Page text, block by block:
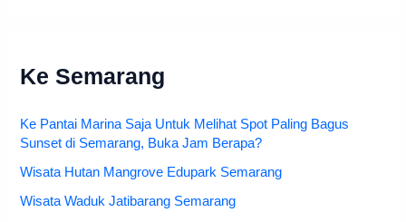
Ke Semarang
Ke Pantai Marina Saja Untuk Melihat Spot Paling Bagus
Sunset di Semarang, Buka Jam Berapa?
Wisata Hutan Mangrove Edupark Semarang
Wisata Waduk Jatibarang Semarang